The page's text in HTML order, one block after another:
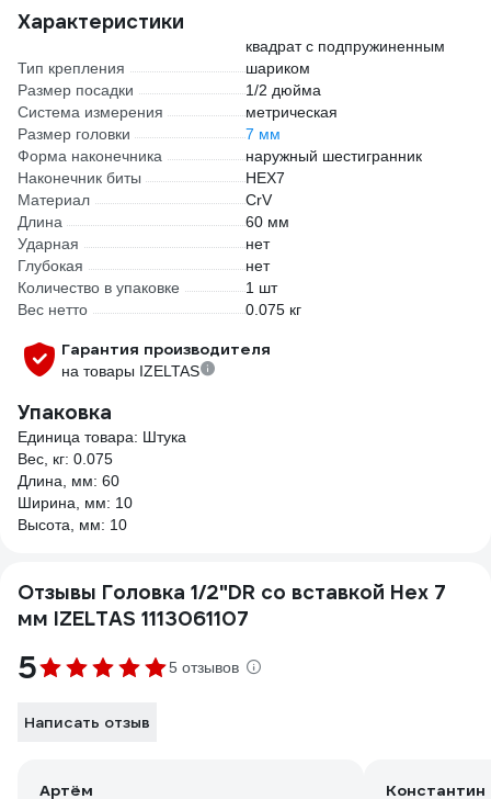
Характеристики
Тип крепления
квадрат с подпружиненным
шариком
Размер посадки
1/2 дюйма
Система измерения
метрическая
Размер головки
7 мм
Форма наконечника
наружный шестигранник
Наконечник биты
HEX7
Материал
CrV
Длина
60 мм
Ударная
нет
Глубокая
нет
Количество в упаковке
1 шт
Вес нетто
0.075 кг
Гарантия производителя
на товары IZELTAS
Упаковка
Единица товара: Штука
Вес, кг: 0.075
Длина, мм: 60
Ширина, мм: 10
Высота, мм: 10
Отзывы Головка 1/2"DR со вставкой Hex 7
мм IZELTAS 1113061107
5 5 отзывов
Написать отзыв
Артём Константин